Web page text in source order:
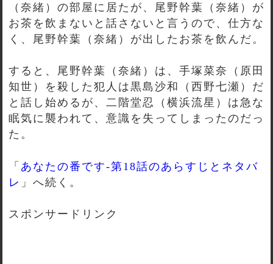
（奈緒）の部屋に居たが、尾野幹葉（奈緒）が
お茶を飲まないと話さないと言うので、仕方な
く、尾野幹葉（奈緒）が出したお茶を飲んだ。
すると、尾野幹葉（奈緒）は、手塚菜奈（原田
知世）を殺した犯人は黒島沙和（西野七瀬）だ
と話し始めるが、二階堂忍（横浜流星）は急な
眠気に襲われて、意識を失ってしまったのだっ
た。
「 あなたの番です-第18話のあらすじとネタバ
レ 」へ続く。
スポンサードリンク